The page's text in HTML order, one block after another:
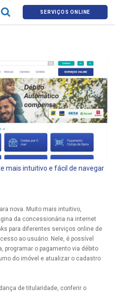
SERVIÇOS ONLINE
mais intuitivo e fácil de navegar
nova. Muito mais intuitivo,
da concessionária na internet
para diferentes serviços online de
ao usuário. Nele, é possível
programar o pagamento via débito
do imóvel e atualizar o cadastro
de titularidade, conferir o